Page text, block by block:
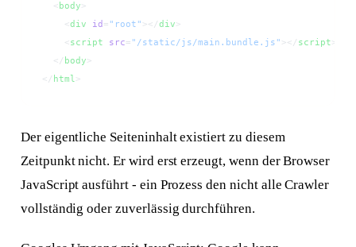
  <
body >
    <
div id = "root" ></div >
    <
script src= "/static/js/main.bundle.js" ></ script >
  </
body >
</ html >
Der eigentliche Seiteninhalt existiert zu diesem
Zeitpunkt nicht. Er wird erst erzeugt, wenn der Browser
JavaScript ausführt - ein Prozess den nicht alle Crawler
vollständig oder zuverlässig durchführen.